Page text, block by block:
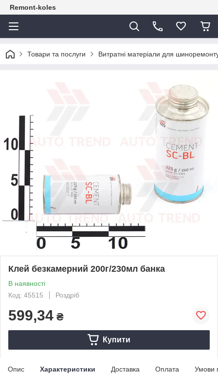
Remont-koles
Товари та послуги Витратні матеріали для
Клей безкамерний 200г/230мл банка
В наявності
Код: 45515
Роздріб
599,34 ₴
Купити
Опис Характеристики Доставка Оплата Умови